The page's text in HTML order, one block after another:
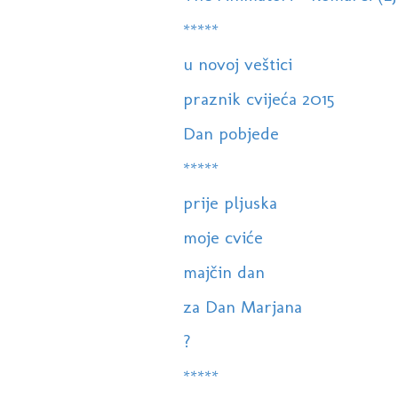
*****
u novoj veštici
praznik cvijeća 2015
Dan pobjede
*****
prije pljuska
moje cviće
majčin dan
za Dan Marjana
?
*****